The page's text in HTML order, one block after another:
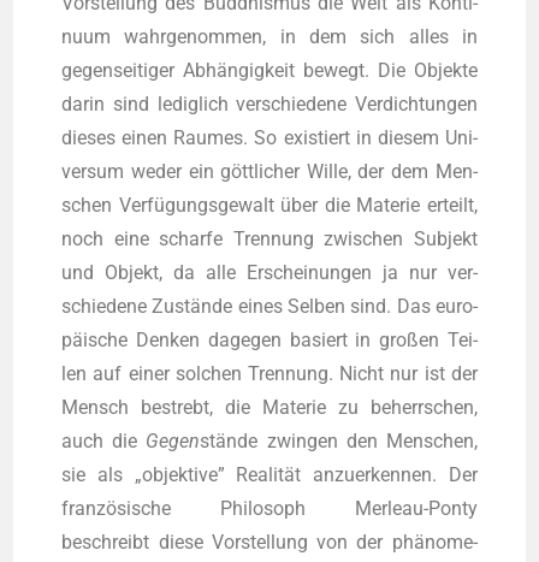
nu­um wahr­ge­nom­men, in dem sich alles in
gegen­sei­ti­ger Abhän­gig­keit bewegt. Die Objek­te
dar­in sind ledig­lich ver­schie­de­ne Ver­dich­tun­gen
die­ses einen Rau­mes. So exis­tiert in die­sem Uni­
ver­sum weder ein gött­li­cher Wil­le, der dem Men­
schen Ver­fü­gungs­ge­walt über die Mate­rie erteilt,
noch eine schar­fe Tren­nung zwi­schen Sub­jekt
und Objekt, da alle Erschei­nun­gen ja nur ver­
schie­de­ne Zustän­de eines Sel­ben sind. Das euro­
päi­sche Den­ken dage­gen basiert in gro­ßen Tei­
len auf einer sol­chen Tren­nung. Nicht nur ist der
Mensch bestrebt, die Mate­rie zu beherr­schen,
auch die Gegenstän­de zwin­gen den Men­schen,
sie als „objek­ti­ve” Rea­li­tät anzu­er­ken­nen. Der
fran­zö­si­sche Phi­lo­soph Mer­leau-Pon­ty
beschreibt die­se Vor­stel­lung von der phä­no­me­